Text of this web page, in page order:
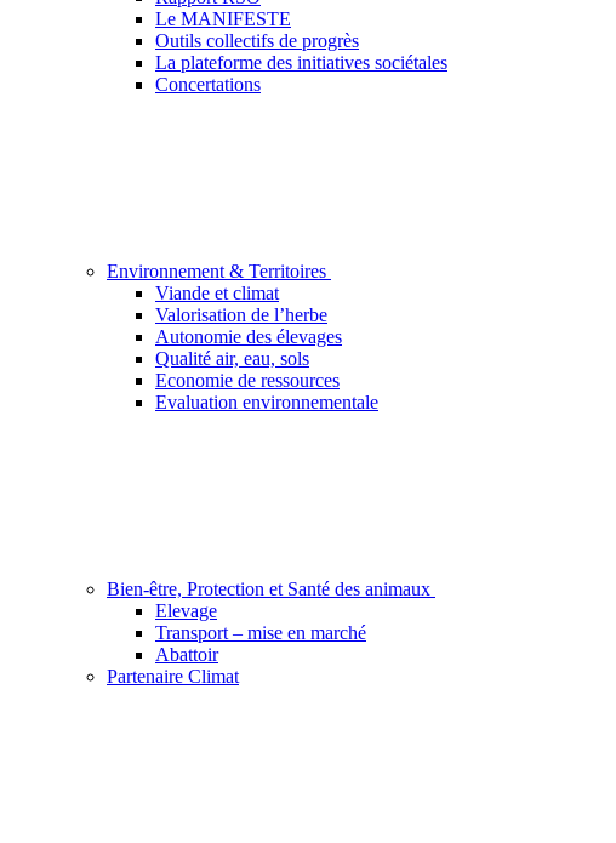
Le MANIFESTE
Outils collectifs de progrès
La plateforme des initiatives sociétales
Concertations
Environnement & Territoires
Viande et climat
Valorisation de l’herbe
Autonomie des élevages
Qualité air, eau, sols
Economie de ressources
Evaluation environnementale
Bien-être, Protection et Santé des animaux
Elevage
Transport – mise en marché
Abattoir
Partenaire Climat